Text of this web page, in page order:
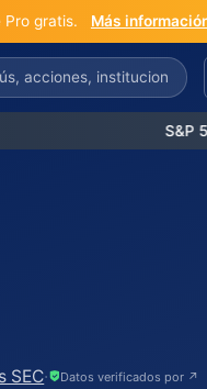
gratis. Más
S&P 500:
SEC· Datos verificados por ↗